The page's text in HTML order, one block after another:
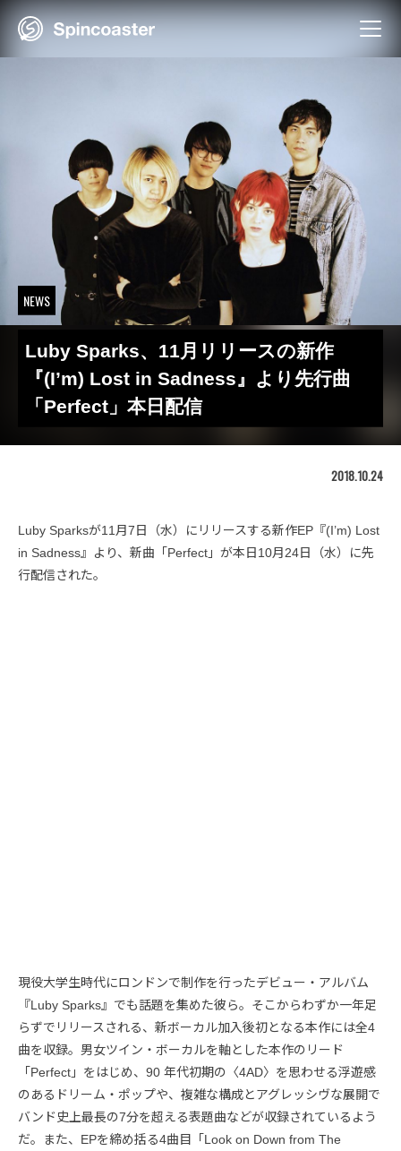
Skip
NEWS
Luby Sparks、11月リリースの新作
『(I’m) Lost in Sadness』より先行曲
「Perfect」本日配信
2018.10.24
Luby Sparksが11月7日（水）にリリースする新作EP『(I’m) Lost
in Sadness』より、新曲「Perfect」が本日10月24日（水）に先
行配信された。
現役大学生時代にロンドンで制作を行ったデビュー・アルバム
『Luby Sparks』でも話題を集めた彼ら。そこからわずか一年足
らずでリリースされる、新ボーカル加入後初となる本作には全4
曲を収録。男女ツイン・ボーカルを軸とした本作のリード
「Perfect」をはじめ、90 年代初期の〈4AD〉を思わせる浮遊感
のあるドリーム・ポップや、複雑な構成とアグレッシヴな展開で
バンド史上最長の7分を超える表題曲などが収録されているよう
だ。また、EPを締め括る4曲目「Look on Down from The